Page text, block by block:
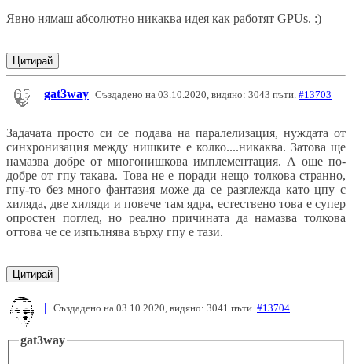
Явно нямаш абсолютно никаква идея как работят GPUs. :)
Цитирай
gat3way Създадено на 03.10.2020, видяно: 3043 пъти. #13703
Задачата просто си се подава на паралелизация, нуждата от
синхронизация между нишките е колко....никаква. Затова ще
намазва добре от многонишкова имплементация. А още по-
добре от гпу такава. Това не е поради нещо толкова странно,
гпу-то без много фантазия може да се разглежда като цпу с
хиляда, две хиляди и повече там ядра, естествено това е супер
опростен поглед, но реално причината да намазва толкова
оттова че се изпълнява върху гпу е тази.
Цитирай
Създадено на 03.10.2020, видяно: 3041 пъти. #13704
gat3way